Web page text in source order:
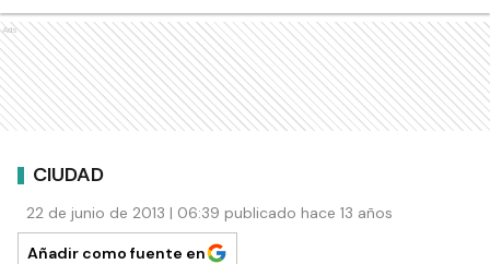
Ads
CIUDAD
22 de junio de 2013 | 06:39 publicado hace 13 años
Añadir como fuente en